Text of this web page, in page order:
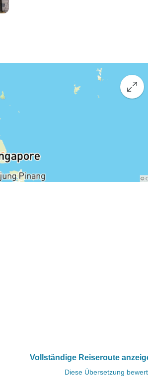
Vollständige Reiseroute
Diese Übersetzung